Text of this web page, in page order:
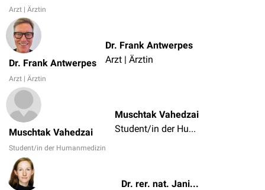
Arzt | Ärztin
Dr. Frank Antwerpes
Arzt | Ärztin
Dr. Frank Antwerpes
Arzt | Ärztin
Muschtak Vahedzai
Student/in der Humanmedizin
Muschtak Vahedzai
Student/in der Humanmedizin
Dr. rer. nat. Janica Nolte